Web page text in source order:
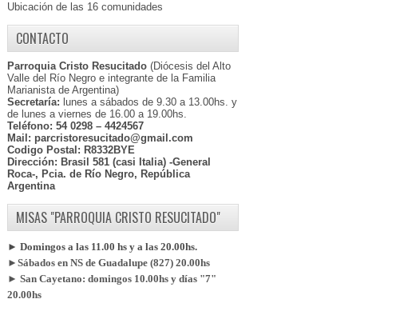
Ubicación de las 16 comunidades
CONTACTO
Parroquia Cristo Resucitado (Diócesis del Alto
Valle del Río Negro e integrante de la Familia
Marianista de Argentina)
Secretaría: lunes a sábados de 9.30 a 13.00hs. y
de lunes a viernes de 16.00 a 19.00hs.
Teléfono: 54 0298 – 4424567
Mail: parcristoresucitado@gmail.com
Codigo Postal: R8332BYE
Dirección: Brasil 581 (casi Italia) -General
Roca-, Pcia. de Río Negro, República
Argentina
MISAS "PARROQUIA CRISTO RESUCITADO"
► Domingos a las 11.00 hs y a las 20.00hs.
►Sábados en NS de Guadalupe (827) 20.00hs
► San Cayetano: domingos 10.00hs y días "7"
20.00hs